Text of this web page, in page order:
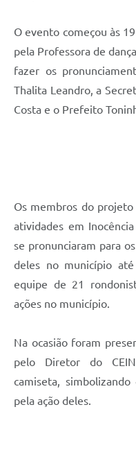
O evento começou às
pela Professora de
fazer os
Thalita Leandro, a
Costa e o Prefeito
Os membros do
atividades em
se pronunciaram para
deles no município
equipe de 21
ações no município.
Na ocasião foram
pelo Diretor do
camiseta,
pela ação deles.